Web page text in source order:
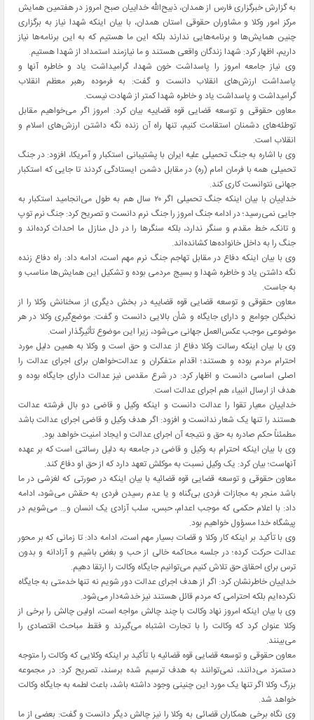
به گزارش خبرگزاری فارس از همدان، ذبیح‌الله خداییان صبح امروز در هفتمین همایش
مرکز امور وکلا و مشاوران حقوقی استان همدان، با بیان اینکه شهدا نیاز به برگزاری
چنین همایش‌ها و برنامه‌هایی ندارند بلکه این ما هستیم که به این برنامه‌ها نیاز
داریم، اظهار کرد: شهدا زندگان واقعی هستند و ما نیازمند استمداد از شهدا هستیم.
وی نیاز جامعه امروز را پاسداشت خون شهدا، گرامیداشت یاد و خاطره آنها و
پاسداشت ارزش‌های انقلاب دانست و گفت: به فرموده رهبر معظم انقلاب
گرامیداشت و پاسداشت یاد و خاطره شهدا کمتر از شهادت نیست.
معاون حقوقی و توسعه قضایی قوه قضاییه بیان کرد: امروز اگر می‌خواهیم مقابل
توطئه‌های دشمنان استقامت کنیم، تنها راه آن زنده نگه داشتن ارز‌ش‌های اسلام و
انقلاب است.
وی با اشاره به جنگ تحمیلی علیه ایران با پشتیبانی استکبار و آمریکا، افزود: در جنگ
تحمیلی همه با فرمان امام (ره) در مقابل دشمن ایستادگی کردند تا جایی که استکبار
جهانی نتوانست کاری کند.
خداییان با بیان اینکه جنگ تحمیلی اگر ۲۰ سال هم به طول می‌انجامید استکبار به
جایی نمی‌رسید؛ در ادامه جنگ امروز را جنگ نرم دانست و تصریح کرد: جنگ نرم توپ
و تانک، خط مقدم و سنگر ندارد، بلکه سنگرها را در دل منازل ما احداث کرده‌اند و
جنگ را به داخل خانواده‌ها کشانده‌اند.
وی با بیان اینکه دفاع در مقابل تهاجم جنگ نرم مهم است، ادامه داد: راه دفاع زنده
نگه داشتن یاد و خاطره شهدا و بسیج مردمی بوده و تشکیل این همایش‌ها مناسب و
به جاست.
معاون حقوقی و توسعه قضایی قوه قضاییه در بخش دیگری از سخنانش وکلا را از
نخبگان جوامع و دارای جایگاه و شأن بالایی دانست و گفت: موضع‌گیری وکلا در هر
موضوعی موجب عکس‌العمل جهانی می‌شود، زیرا این موضوع تأثیرگذار است.
وی با بیان اینکه رسالت وکلا دفاع از عدالت و حق است و وکلا به همین دلیل مورد
احترام مردم بوده و هستند؛ اقدام متفکران و عدالت‌خواهان برای اجرای عدالت را
اصلی اساسی دانست و اظهار کرد: در شرع مقدس نیز عدالت دارای جایگاه بوده و
هدف از ارسال انبیاء هم اجرای عدالت است.
خداییان معیار تقوا را عدالت دانست و اینکه وکیل و قاضی دو بال فرشته عدالت
هستند را تنها یک شعار ندانست و افزود: اگر هدف وکیل و قاضی اجرای عدالت باشد
مطمئناً حکم صادره به حق و نتیجه آن اجرای عدالت و ایجاد امنیت خواهد بود.
وی با بیان اینکه احترام به وکیل و قاضی در جامعه به دلیل رسالتی است که بر عهده
آنهاست؛ بیان کرد: یک وکیل نسبت به موکلش تعهد دارد که از حق او دفاع کند.
معاون حقوقی و توسعه قضایی قوه قضائیه با بیان اینکه در صورتی که لغزشی در ما
باشد منجر به مجازات فردی بی‌گناه و یا عدم رسیدن فردی به حقش می‌شود، ادامه
داد: با اعلام حکمی که موجب اعدام، حبس، سلب آزادی یک انسان و… می‌شویم در
پیشگاه خدا مسؤول خواهیم بود.
وی با تأکید بر اینکه کار وکلا و قضات بسیار مهم است، ادامه داد: تا زمانی که بر محور
عدالت حرکت کرده؛ در جلسه محاکمه خالی از حب و بغض باشیم و آزادانه و بدون
ترس برای احقاق حق تلاش کنیم می‌توانیم جایگاه وکالت را ارتقا دهیم.
خداییان خاطرنشان کرد: اگر از هدف اجرای عدالت دور شویم نه تنها خدمتی به جایگاه
نکرده‌ایم بلکه احترامی که مردم قائل هستند نیز خدشه‌دار می‌شود.
وی با بیان اینکه امروز نهاد وکالت با چند چالش مواجه است، اولین چالش را برخی از
وکلا عنوان کرد که وکالت را با تجارت اشتباه می‌گیرند و فقط مباحث اقتصادی را
می‌بینند.
معاون حقوقی و توسعه قضایی قوه قضائیه با تأکید بر اینکه وکلایی که وکالت را متوجه
دستمزد می‌دانند، نمی‌توانند به هدف ترسیم شده برسند، تصریح کرد: در مجموعه
بزرگ وکلا اگر تنها یک مورد این چنینی وجود داشته باشد، باعث لطمه به جایگاه وکالت
خواهد شد.
وی نگاه برخی همکاران قضائی به وکلا را نیز چالش دیگر دانست و گفت: بعضی از ما